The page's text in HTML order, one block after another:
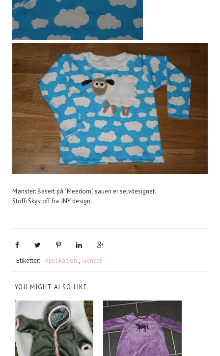
Mønster: Basert på "Meedom", sauen er selvdesignet.
Stoff: Skystoff fra JNY design.
Etiketter: Applikasjon , Genser
YOU MIGHT ALSO LIKE